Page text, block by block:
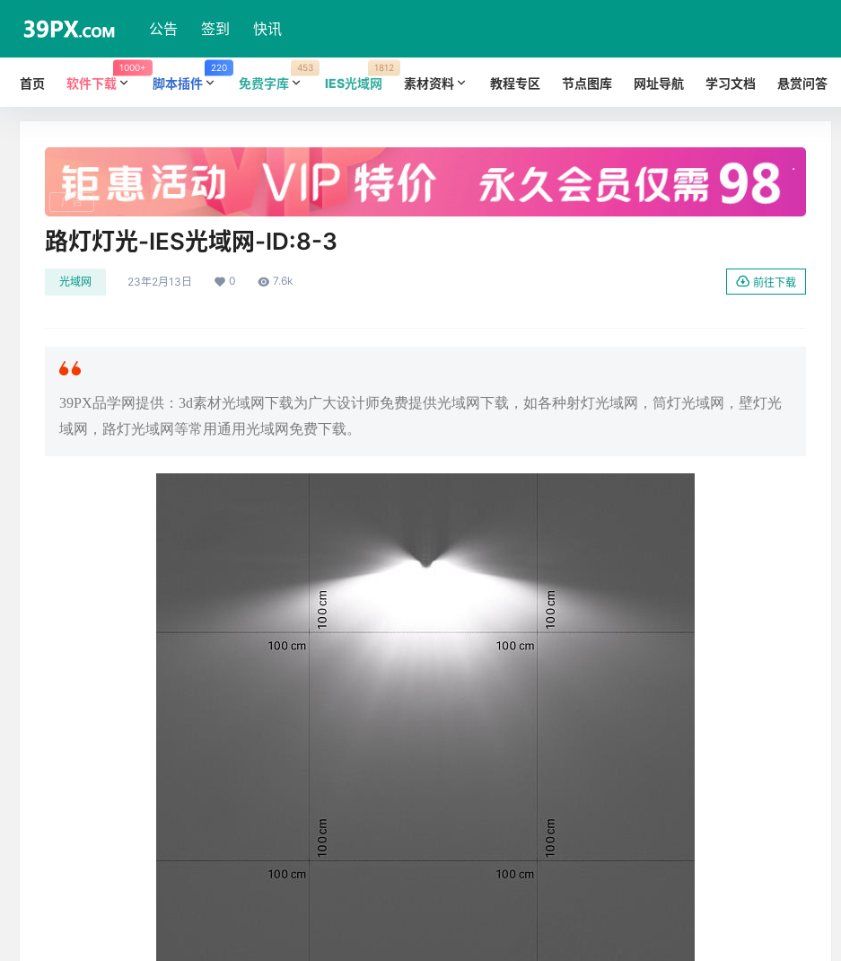
公告 签到 快讯
首页 软件下载
1000+
脚本插件
220
免费字库
453
IES光域网
1812
素材资料 教程专区 节点图库 网址导航 学习文档 悬赏问答
. 全站终身
广告
路灯灯光-IES光域网-ID:8-3
光域网 23年2月13日 0 7.6k 前往下载
39PX品学网提供：3d素材光域网下载为广大设计师免费提供光域网下载，如各种射灯光域网，筒灯光域网，壁灯光
域网，路灯光域网等常用通用光域网免费下载。